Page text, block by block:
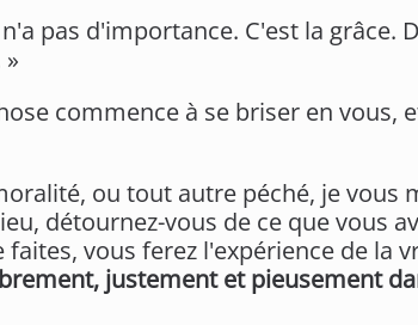
pas d'importance. C'est la grâce.
commence à se briser en vous,
ou tout autre péché, je vous
détournez-vous de ce que vous
vous ferez l'expérience de la
justement et pieusement